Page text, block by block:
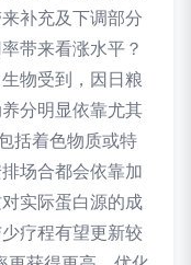
补充及下调部分
带来看涨水平？
物受到，因日粮
分明显依靠尤其
括着色物质或特
场合都会依靠加
实际蛋白源的成
疗程有望更新较